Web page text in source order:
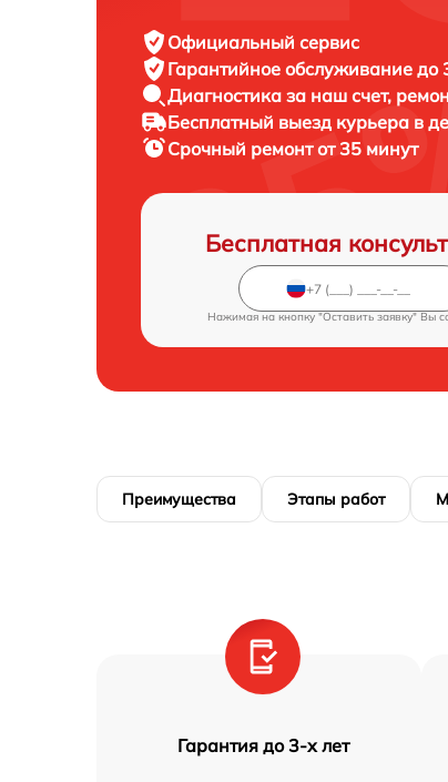
Официальный сервис
Гарантийное обслуживание до
Диагностика за наш счет,
Бесплатный выезд курьера в
Срочный ремонтот 35 минут
Бесплатная
Нажимая на кнопку "Оставить заявку" Вы
Преимущества Этапы работ
Гарантия до 3-х лет